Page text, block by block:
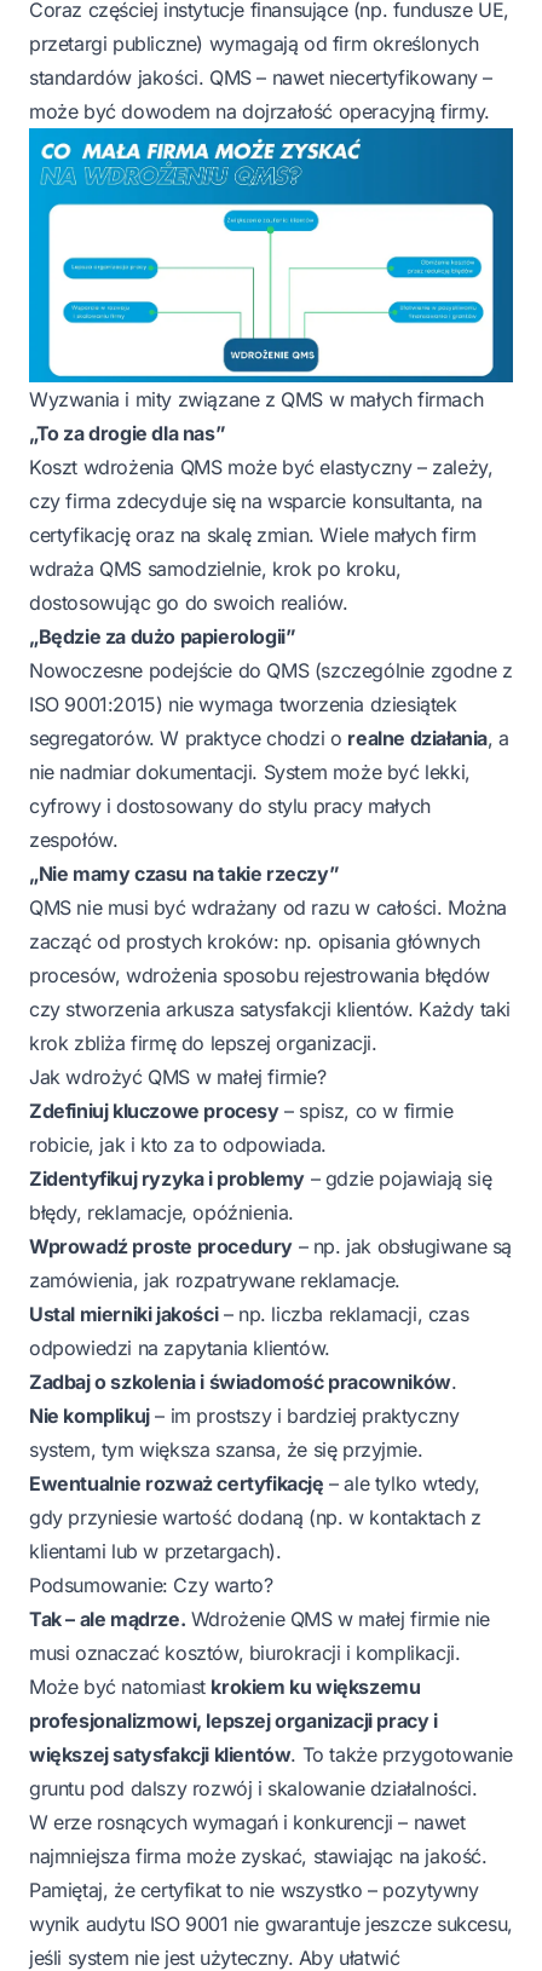
Coraz częściej instytucje finansujące (np. fundusze UE,
przetargi publiczne) wymagają od firm określonych
standardów jakości. QMS – nawet niecertyfikowany –
może być dowodem na dojrzałość operacyjną firmy.
Wyzwania i mity związane z QMS w małych firmach
„To za drogie dla nas”
Koszt wdrożenia QMS może być elastyczny – zależy,
czy firma zdecyduje się na wsparcie konsultanta, na
certyfikację oraz na skalę zmian. Wiele małych firm
wdraża QMS samodzielnie, krok po kroku,
dostosowując go do swoich realiów.
„Będzie za dużo papierologii”
Nowoczesne podejście do QMS (szczególnie zgodne z
ISO 9001:2015) nie wymaga tworzenia dziesiątek
segregatorów. W praktyce chodzi o realne działania, a
nie nadmiar dokumentacji. System może być lekki,
cyfrowy i dostosowany do stylu pracy małych
zespołów.
„Nie mamy czasu na takie rzeczy”
QMS nie musi być wdrażany od razu w całości. Można
zacząć od prostych kroków: np. opisania głównych
procesów, wdrożenia sposobu rejestrowania błędów
czy stworzenia arkusza satysfakcji klientów. Każdy taki
krok zbliża firmę do lepszej organizacji.
Jak wdrożyć QMS w małej firmie?
Zdefiniuj kluczowe procesy– spisz, co w firmie
robicie, jak i kto za to odpowiada.
Zidentyfikuj ryzyka i problemy – gdzie pojawiają się
błędy, reklamacje, opóźnienia.
Wprowadź proste procedury – np. jak obsługiwane są
zamówienia, jak rozpatrywane reklamacje.
Ustal mierniki jakości– np. liczba reklamacji, czas
odpowiedzi na zapytania klientów.
Zadbaj o szkolenia i świadomość pracowników.
Nie komplikuj– im prostszy i bardziej praktyczny
system, tym większa szansa, że się przyjmie.
Ewentualnie rozważ certyfikację – ale tylko wtedy,
gdy przyniesie wartość dodaną (np. w kontaktach z
klientami lub w przetargach).
Podsumowanie: Czy warto?
Tak – ale mądrze. Wdrożenie QMS w małej firmie nie
musi oznaczać kosztów, biurokracji i komplikacji.
Może być natomiast krokiem ku większemu
profesjonalizmowi, lepszej organizacji pracy i
większej satysfakcji klientów. To także przygotowanie
gruntu pod dalszy rozwój i skalowanie działalności.
W erze rosnących wymagań i konkurencji – nawet
najmniejsza firma może zyskać, stawiając na jakość.
Pamiętaj, że certyfikat to nie wszystko – pozytywny
wynik audytu ISO 9001 nie gwarantuje jeszcze sukcesu,
jeśli system nie jest użyteczny. Aby ułatwić